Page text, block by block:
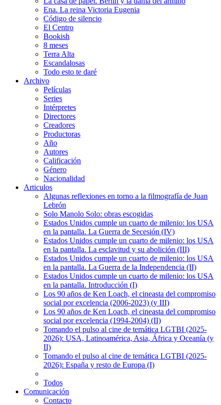
Ena. La reina Victoria Eugenia
Código de silencio
El Centro
Bookish
8 meses
Terra Alta
Escandalosas
Todo esto te daré
Archivo
Películas
Series
Intérpretes
Directores
Creadores
Productoras
Año
Autores
Calificación
Género
Nacionalidad
Articulos
Algunas reflexiones en torno a la filmografía de Juan
Lebrón
Solo Manolo Solo: obras escogidas
Estados Unidos cumple un cuarto de milenio: los USA
en la pantalla. La Guerra de Secesión (IV)
Estados Unidos cumple un cuarto de milenio: los USA
en la pantalla. La esclavitud y su abolición (III)
Estados Unidos cumple un cuarto de milenio: los USA
en la pantalla. La Guerra de la Independencia (II)
Estados Unidos cumple un cuarto de milenio: los USA
en la pantalla. Introducción (I)
Los 90 años de Ken Loach, el cineasta del compromiso
social por excelencia (2006-2023) (y III)
Los 90 años de Ken Loach, el cineasta del compromiso
social por excelencia (1994-2004) (II)
Tomando el pulso al cine de temática LGTBI (2025-
2026): USA, Latinoamérica, Asia, África y Oceanía (y
II)
Tomando el pulso al cine de temática LGTBI (2025-
2026): España y resto de Europa (I)
Todos
Comunicación
Contacto